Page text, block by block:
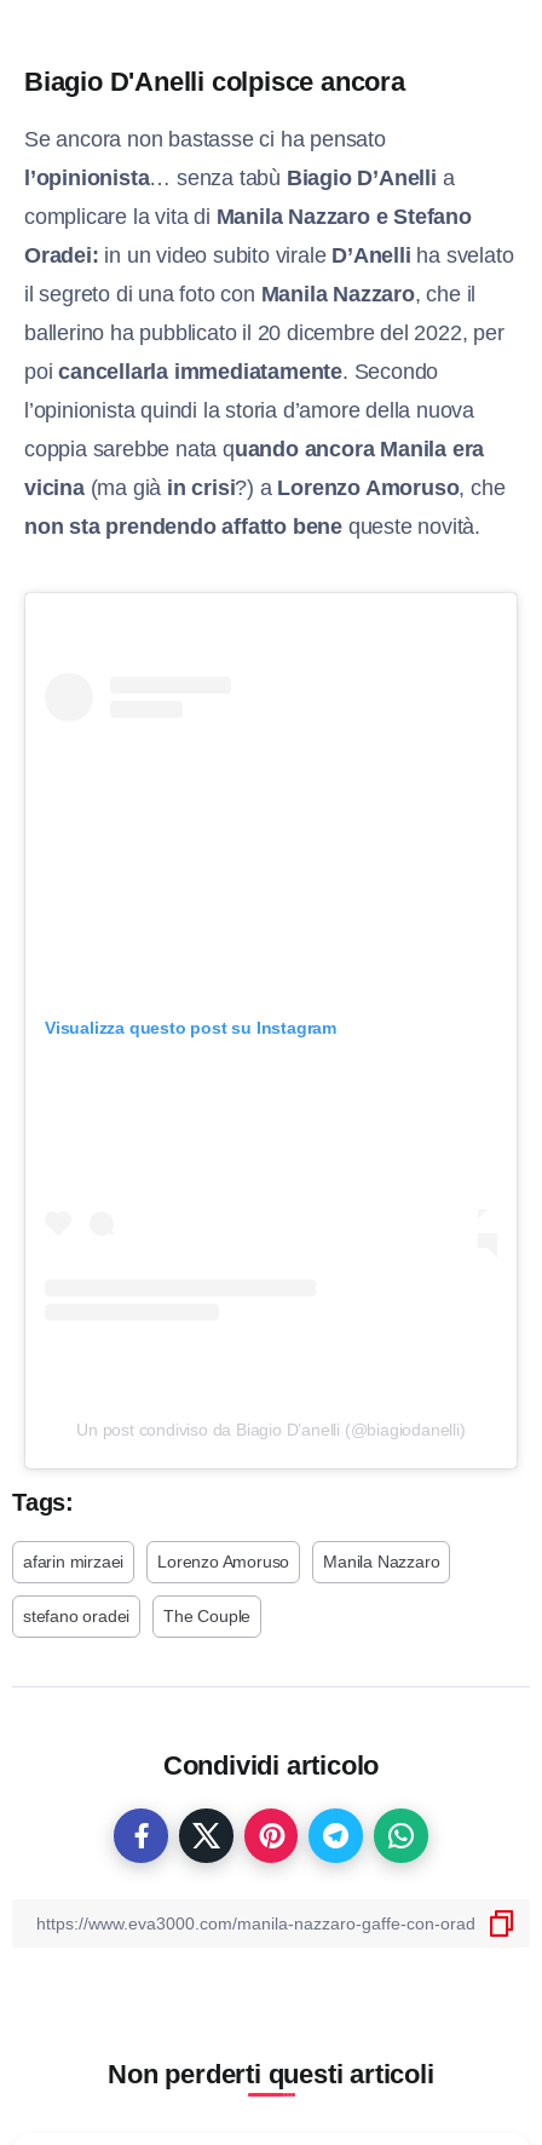
Biagio D'Anelli colpisce ancora
Se ancora non bastasse ci ha pensato
l’opinionista… senza tabù Biagio D’Anelli a
complicare la vita di Manila Nazzaro e Stefano
Oradei: in un video subito virale D’Anelli ha svelato
il segreto di una foto con Manila Nazzaro, che il
ballerino ha pubblicato il 20 dicembre del 2022, per
poicancellarla immediatamente. Secondo
l’opinionista quindi la storia d’amore della nuova
coppia sarebbe nata quando ancora Manila era
vicina(ma già in crisi?) a Lorenzo Amoruso, che
non sta prendendo affatto bene queste novità.
Visualizza questo post su Instagram
Un post condiviso da Biagio D’anelli (@biagiodanelli)
Tags:
afarin mirzaei Lorenzo Amoruso Manila Nazzaro
stefano oradei The Couple
Condividi articolo
Non perderti questi articoli